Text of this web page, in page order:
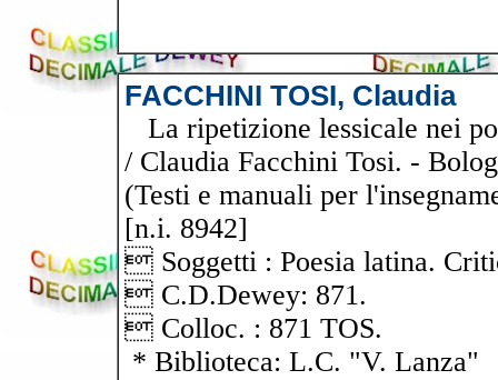
FACCHINI TOSI, Claudia
La ripetizione lessicale nei
/ Claudia Facchini Tosi. -
(Testi e manuali per
[n.i. 8942]
 Soggetti : Poesia latina.
 C.D.Dewey: 871.
 Colloc. : 871 TOS.
* Biblioteca: L.C. "V. Lanza"